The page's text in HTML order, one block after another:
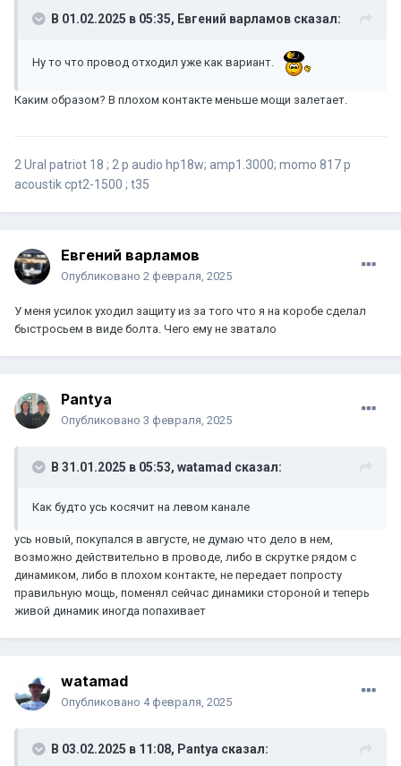
В 01.02.2025 в 05:35, Евгений варламов сказал:
Ну то что провод отходил уже как вариант.
Каким образом? В плохом контакте меньше мощи залетает.
2 Ural patriot 18 ; 2 p audio hp18w; amp1.3000; momo 817 p
acoustik cpt2-1500 ; t35
Евгений варламов
Опубликовано 2 февраля, 2025
У меня усилок уходил защиту из за того что я на коробе сделал
быстросьем в виде болта. Чего ему не зватало
Pantya
Опубликовано 3 февраля, 2025
В 31.01.2025 в 05:53, watamad сказал:
Как будто усь косячит на левом канале
усь новый, покупался в августе, не думаю что дело в нем,
возможно действительно в проводе, либо в скрутке рядом с
динамиком, либо в плохом контакте, не передает попросту
правильную мощь, поменял сейчас динамики стороной и теперь
живой динамик иногда попахивает
watamad
Опубликовано 4 февраля, 2025
В 03.02.2025 в 11:08, Pantya сказал: